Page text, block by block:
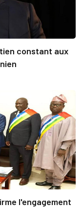
constant aux
l'engagement